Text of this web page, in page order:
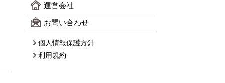
運営会社
お問い合わせ
個人情報保護方針
利用規約